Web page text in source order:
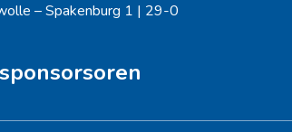
– Spakenburg 1 | 29-0